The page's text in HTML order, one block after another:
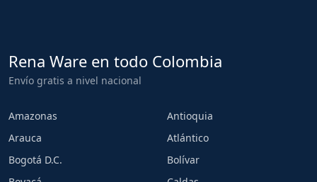
Rena Ware en todo Colombia
Envío gratis a nivel nacional
Amazonas
Antioquia
Arauca
Atlántico
Bogotá D.C.
Bolívar